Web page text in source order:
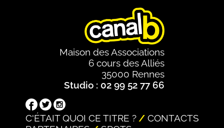
Maison des Associations
6 cours des Alliés
35000 Rennes
Studio : 02 99 52 77 66
C'ÉTAIT QUOI CE TITRE ?
CONTACTS